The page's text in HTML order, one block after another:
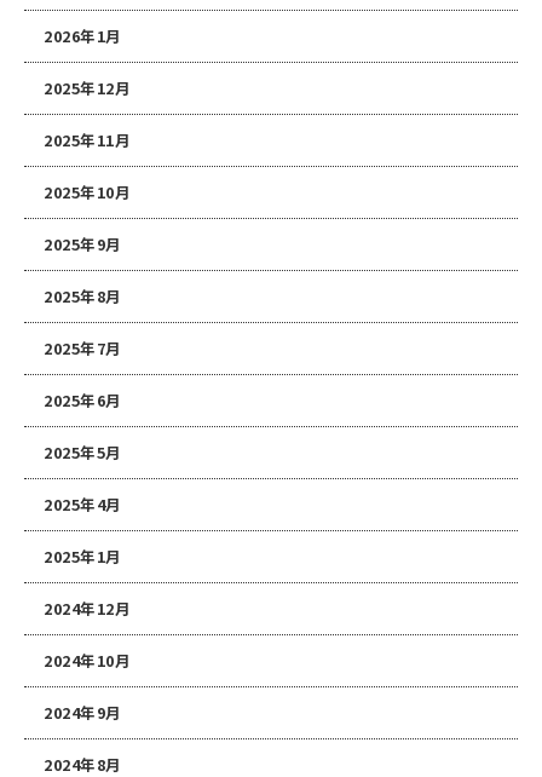
2026年1月
2025年12月
2025年11月
2025年10月
2025年9月
2025年8月
2025年7月
2025年6月
2025年5月
2025年4月
2025年1月
2024年12月
2024年10月
2024年9月
2024年8月